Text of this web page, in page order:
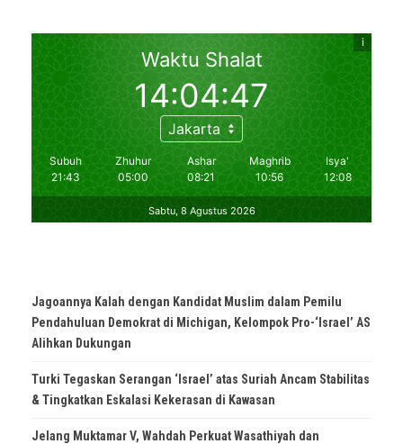
Jagoannya Kalah dengan Kandidat Muslim dalam Pemilu
Pendahuluan Demokrat di Michigan, Kelompok Pro-‘Israel’ AS
Alihkan Dukungan
Turki Tegaskan Serangan ‘Israel’ atas Suriah Ancam Stabilitas
& Tingkatkan Eskalasi Kekerasan di Kawasan
Jelang Muktamar V, Wahdah Perkuat Wasathiyah dan